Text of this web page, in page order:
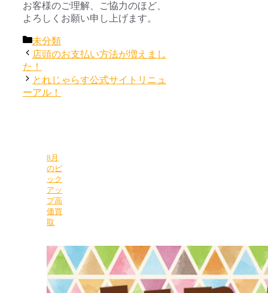
お客様のご理解、ご協力のほど、
よろしくお願い申し上げます。
カ
テ
ゴ
リ
ー
未分類
店頭のお支払い方法が増えまし
た！
とれじゃらす公式サイトリニュ
ーアル！
8月
のピ
ック
アッ
プ高
価買
取